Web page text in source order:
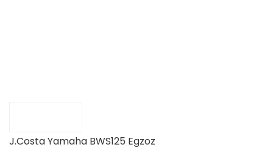
J.Costa Yamaha BWS125 Egzoz